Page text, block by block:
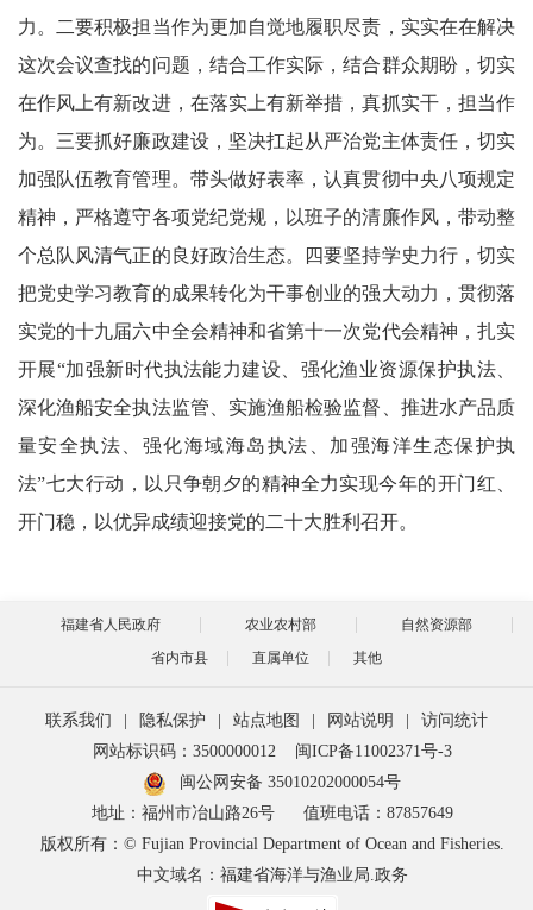
力。二要积极担当作为更加自觉地履职尽责，实实在在解决
这次会议查找的问题，结合工作实际，结合群众期盼，切实
在作风上有新改进，在落实上有新举措，真抓实干，担当作
为。三要抓好廉政建设，坚决扛起从严治党主体责任，切实
加强队伍教育管理。带头做好表率，认真贯彻中央八项规定
精神，严格遵守各项党纪党规，以班子的清廉作风，带动整
个总队风清气正的良好政治生态。四要坚持学史力行，切实
把党史学习教育的成果转化为干事创业的强大动力，贯彻落
实党的十九届六中全会精神和省第十一次党代会精神，扎实
开展“加强新时代执法能力建设、强化渔业资源保护执法、
深化渔船安全执法监管、实施渔船检验监督、推进水产品质
量安全执法、强化海域海岛执法、加强海洋生态保护执
法”七大行动，以只争朝夕的精神全力实现今年的开门红、
开门稳，以优异成绩迎接党的二十大胜利召开。
福建省人民政府 农业农村部
自然资源部
省内市县
直属单位 其他
联系我们 隐私保护 站点地图 网站说明
访问统计
网站标识码：3500000012
闽ICP备11002371号-3
闽公网安备 35010202000054号
地址：福州市冶山路26号
值班电话：87857649
版权所有：© Fujian Provincial Department of Ocean and Fisheries.
中文域名：福建省海洋与渔业局.政务